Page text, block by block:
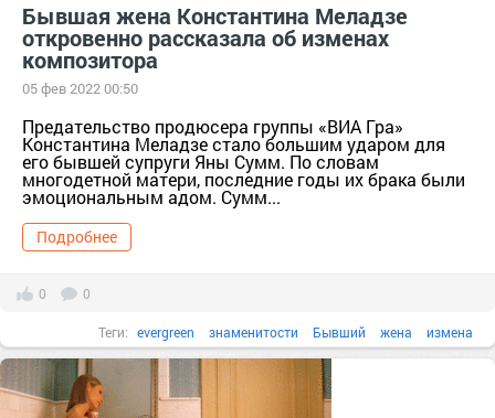
Бывшая жена Константина Меладзе
откровенно рассказала об изменах
композитора
05 фев 2022 00:50
Предательство продюсера группы «ВИА Гра»
Константина Меладзе стало большим ударом для
его бывшей супруги Яны Сумм. По словам
многодетной матери, последние годы их брака были
эмоциональным адом. Сумм...
Подробнее
0 0
Теги: evergreen знаменитости Бывший жена измена